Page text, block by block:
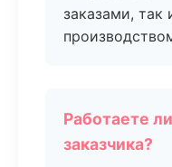
заказами,
Работаете
заказчика?